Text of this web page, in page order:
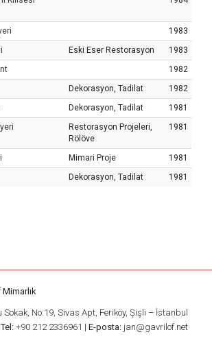
1983
Eski Eser Restorasyon
1983
1982
Dekorasyon, Tadilat
1982
Dekorasyon, Tadilat
1981
Restorasyon Projeleri,
Rölöve
1981
Mimari Proje
1981
Dekorasyon, Tadilat 1981
Sokak, No:19, Sivas Apt, Feriköy, Şişli – İstanbul
Tel: +90 212 2336961 | E-posta: jan@gavrilof.net